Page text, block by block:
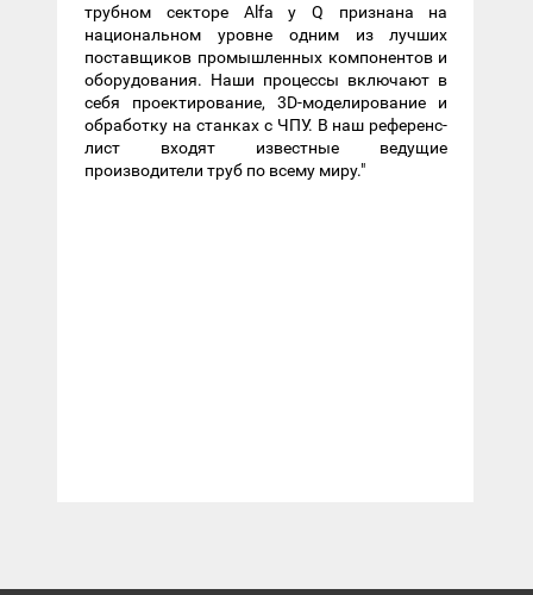
трубном секторе Alfa y Q признана на
национальном уровне одним из лучших
поставщиков промышленных компонентов и
оборудования. Наши процессы включают в
себя проектирование, 3D-моделирование и
обработку на станках с ЧПУ. В наш референс-
лист входят известные ведущие
производители труб по всему миру."